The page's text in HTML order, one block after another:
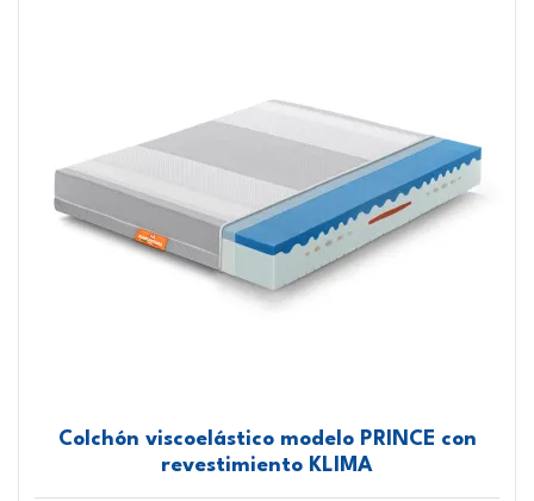
Colchón viscoelástico modelo PRINCE con
revestimiento KLIMA